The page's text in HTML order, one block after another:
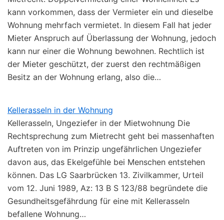
kann vorkommen, dass der Vermieter ein und dieselbe
Wohnung mehrfach vermietet. In diesem Fall hat jeder
Mieter Anspruch auf Überlassung der Wohnung, jedoch
kann nur einer die Wohnung bewohnen. Rechtlich ist
der Mieter geschützt, der zuerst den rechtmäßigen
Besitz an der Wohnung erlang, also die…
Kellerasseln in der Wohnung
Kellerasseln, Ungeziefer in der Mietwohnung Die
Rechtsprechung zum Mietrecht geht bei massenhaften
Auftreten von im Prinzip ungefährlichen Ungeziefer
davon aus, das Ekelgefühle bei Menschen entstehen
können. Das LG Saarbrücken 13. Zivilkammer, Urteil
vom 12. Juni 1989, Az: 13 B S 123/88 begründete die
Gesundheitsgefährdung für eine mit Kellerasseln
befallene Wohnung…